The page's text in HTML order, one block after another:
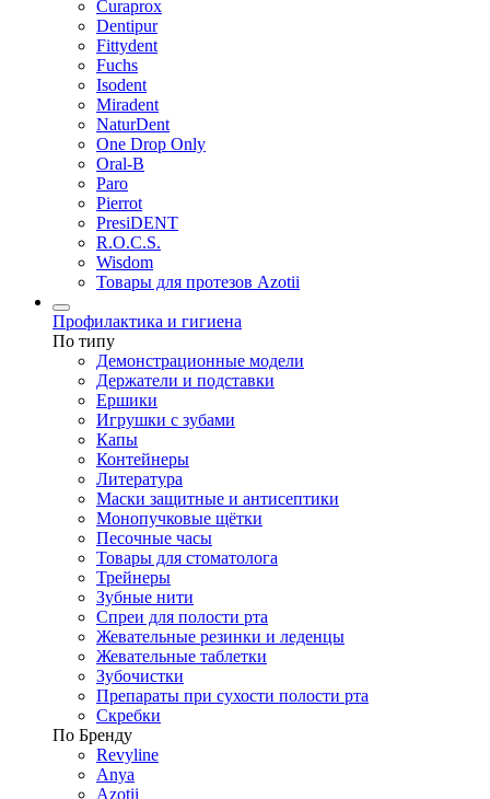
Curaprox
Dentipur
Fittydent
Fuchs
Isodent
Miradent
NaturDent
One Drop Only
Oral-B
Paro
Pierrot
PresiDENT
R.O.C.S.
Wisdom
Товары для протезов Azotii
Профилактика и гигиена
По типу
Демонстрационные модели
Держатели и подставки
Ершики
Игрушки с зубами
Капы
Контейнеры
Литература
Маски защитные и антисептики
Монопучковые щётки
Песочные часы
Товары для стоматолога
Трейнеры
Зубные нити
Спреи для полости рта
Жевательные резинки и леденцы
Жевательные таблетки
Зубочистки
Препараты при сухости полости рта
Скребки
По Бренду
Revyline
Anya
Azotii